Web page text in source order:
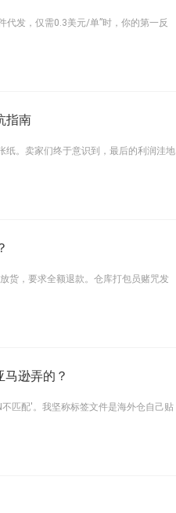
代发，仅需0.3美元/单”时，你的第一反
指南
纸。卖家们终于意识到，最后的利润洼地
货，要求全额退款。仓库打包员赌咒发
逊弄的？
匹配'。我坚称标签文件是海外仓自己贴